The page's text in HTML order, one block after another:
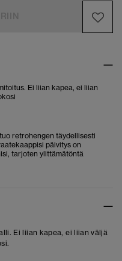
Ei liian kapea, ei liian
retrohengen täydellisesti
päivitys on
tarjoten ylittämätöntä
Ei liian kapea, ei liian väljä